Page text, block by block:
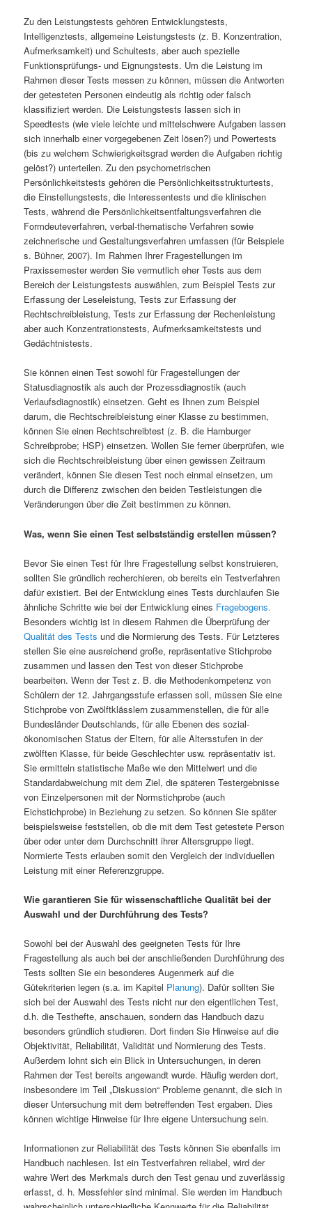
Zu den Leistungstests gehören Entwicklungstests,
Intelligenztests, allgemeine Leistungstests (z. B. Konzentration,
Aufmerksamkeit) und Schultests, aber auch spezielle
Funktionsprüfungs- und Eignungstests. Um die Leistung im
Rahmen dieser Tests messen zu können, müssen die Antworten
der getesteten Personen eindeutig als richtig oder falsch
klassifiziert werden. Die Leistungstests lassen sich in
Speedtests (wie viele leichte und mittelschwere Aufgaben lassen
sich innerhalb einer vorgegebenen Zeit lösen?) und Powertests
(bis zu welchem Schwierigkeitsgrad werden die Aufgaben richtig
gelöst?) unterteilen. Zu den psychometrischen
Persönlichkeitstests gehören die Persönlichkeitsstrukturtests,
die Einstellungstests, die Interessentests und die klinischen
Tests, während die Persönlichkeitsentfaltungsverfahren die
Formdeuteverfahren, verbal-thematische Verfahren sowie
zeichnerische und Gestaltungsverfahren umfassen (für Beispiele
s. Bühner, 2007). Im Rahmen Ihrer Fragestellungen im
Praxissemester werden Sie vermutlich eher Tests aus dem
Bereich der Leistungstests auswählen, zum Beispiel Tests zur
Erfassung der Leseleistung, Tests zur Erfassung der
Rechtschreibleistung, Tests zur Erfassung der Rechenleistung
aber auch Konzentrationstests, Aufmerksamkeitstests und
Gedächtnistests.
Sie können einen Test sowohl für Fragestellungen der
Statusdiagnostik als auch der Prozessdiagnostik (auch
Verlaufsdiagnostik) einsetzen. Geht es Ihnen zum Beispiel
darum, die Rechtschreibleistung einer Klasse zu bestimmen,
können Sie einen Rechtschreibtest (z. B. die Hamburger
Schreibprobe; HSP) einsetzen. Wollen Sie ferner überprüfen, wie
sich die Rechtschreibleistung über einen gewissen Zeitraum
verändert, können Sie diesen Test noch einmal einsetzen, um
durch die Differenz zwischen den beiden Testleistungen die
Veränderungen über die Zeit bestimmen zu können.
Was, wenn Sie einen Test selbstständig erstellen müssen?
Bevor Sie einen Test für Ihre Fragestellung selbst konstruieren,
sollten Sie gründlich recherchieren, ob bereits ein Testverfahren
dafür existiert. Bei der Entwicklung eines Tests durchlaufen Sie
ähnliche Schritte wie bei der Entwicklung eines Fragebogens.
Besonders wichtig ist in diesem Rahmen die Überprüfung der
Qualität des Tests und die Normierung des Tests. Für Letzteres
stellen Sie eine ausreichend große, repräsentative Stichprobe
zusammen und lassen den Test von dieser Stichprobe
bearbeiten. Wenn der Test z. B. die Methodenkompetenz von
Schülern der 12. Jahrgangsstufe erfassen soll, müssen Sie eine
Stichprobe von Zwölftklässlern zusammenstellen, die für alle
Bundesländer Deutschlands, für alle Ebenen des sozial-
ökonomischen Status der Eltern, für alle Altersstufen in der
zwölften Klasse, für beide Geschlechter usw. repräsentativ ist.
Sie ermitteln statistische Maße wie den Mittelwert und die
Standardabweichung mit dem Ziel, die späteren Testergebnisse
von Einzelpersonen mit der Normstichprobe (auch
Eichstichprobe) in Beziehung zu setzen. So können Sie später
beispielsweise feststellen, ob die mit dem Test getestete Person
über oder unter dem Durchschnitt ihrer Altersgruppe liegt.
Normierte Tests erlauben somit den Vergleich der individuellen
Leistung mit einer Referenzgruppe.
Wie garantieren Sie für wissenschaftliche Qualität bei der
Auswahl und der Durchführung des Tests?
Sowohl bei der Auswahl des geeigneten Tests für Ihre
Fragestellung als auch bei der anschließenden Durchführung des
Tests sollten Sie ein besonderes Augenmerk auf die
Gütekriterien legen (s.a. im Kapitel Planung). Dafür sollten Sie
sich bei der Auswahl des Tests nicht nur den eigentlichen Test,
d.h. die Testhefte, anschauen, sondern das Handbuch dazu
besonders gründlich studieren. Dort finden Sie Hinweise auf die
Objektivität, Reliabilität, Validität und Normierung des Tests.
Außerdem lohnt sich ein Blick in Untersuchungen, in deren
Rahmen der Test bereits angewandt wurde. Häufig werden dort,
insbesondere im Teil „Diskussion“ Probleme genannt, die sich in
dieser Untersuchung mit dem betreffenden Test ergaben. Dies
können wichtige Hinweise für Ihre eigene Untersuchung sein.
Informationen zur Reliabilität des Tests können Sie ebenfalls im
Handbuch nachlesen. Ist ein Testverfahren reliabel, wird der
wahre Wert des Merkmals durch den Test genau und zuverlässig
erfasst, d. h. Messfehler sind minimal. Sie werden im Handbuch